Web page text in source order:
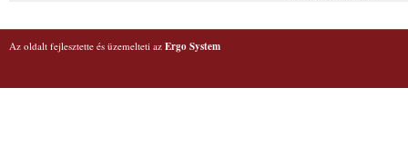
Az oldalt fejlesztette és üzemelteti az Ergo System